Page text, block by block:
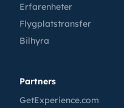
Erfarenheter
Flygplatstransfer
Bilhyra
Partners
GetExperience.com